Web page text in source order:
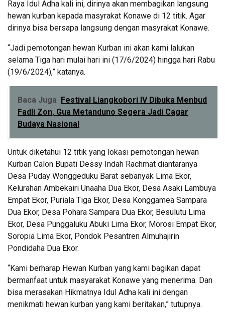
Raya Idul Adha kali ini, dirinya akan membagikan langsung
hewan kurban kepada masyrakat Konawe di 12 titik. Agar
dirinya bisa bersapa langsung dengan masyrakat Konawe.
“Jadi pemotongan hewan Kurban ini akan kami lalukan
selama Tiga hari mulai hari ini (17/6/2024) hingga hari Rabu
(19/6/2024),” katanya.
Baca Juga
Festival Liangkobori IV Dibuka Menbud
Fadli Zon, Gua Metanduno Segera Jadi Cagar
Budaya Nasional
Untuk diketahui 12 titik yang lokasi pemotongan hewan
Kurban Calon Bupati Dessy Indah Rachmat diantaranya
Desa Puday Wonggeduku Barat sebanyak Lima Ekor,
Kelurahan Ambekairi Unaaha Dua Ekor, Desa Asaki Lambuya
Empat Ekor, Puriala Tiga Ekor, Desa Konggamea Sampara
Dua Ekor, Desa Pohara Sampara Dua Ekor, Besulutu Lima
Ekor, Desa Punggaluku Abuki Lima Ekor, Morosi Empat Ekor,
Soropia Lima Ekor, Pondok Pesantren Almuhajirin
Pondidaha Dua Ekor.
“Kami berharap Hewan Kurban yang kami bagikan dapat
bermanfaat untuk masyarakat Konawe yang menerima. Dan
bisa merasakan Hikmatnya Idul Adha kali ini dengan
menikmati hewan kurban yang kami beritakan,” tutupnya.